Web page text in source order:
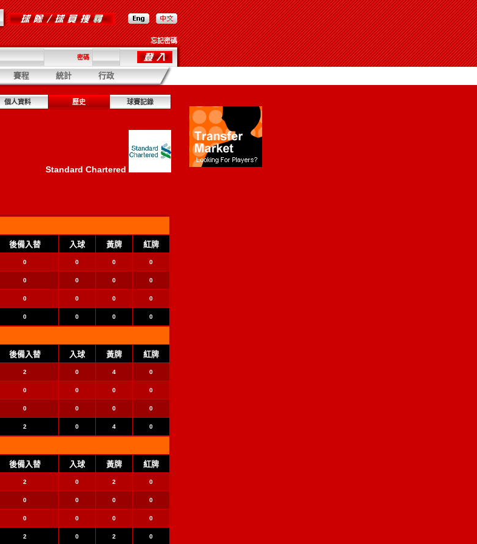
忘記密碼
密碼
賽程 統計 行政
個人資料 歷史 球賽記錄
Standard Chartered
後備入替 入球 黃牌
紅牌
0 0 0 0
0 0 0 0
0 0 0 0
0 0 0 0
後備入替 入球 黃牌
紅牌
2 0 4 0
0 0 0 0
0 0 0 0
2 0 4 0
後備入替 入球 黃牌
紅牌
2 0 2 0
0 0 0 0
0 0 0 0
2 0 2 0